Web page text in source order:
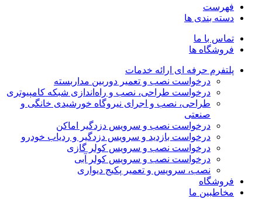
فهرست
دسته بندی ها
تماس با ما
فروشگاه ها
پلتفرم حرفه ای ارائه خدمات
درخواست نصب و تعمیر دوربین مداربسته
درخواست طراحی، نصب و راه‌اندازی شبکه کامپیوتری
طراحی، نصب و اجرای نیروگاه خورشیدی خانگی و
صنعتی
درخواست نصب و سرویس دزدگیر اماکن
درخواست بازدید و سرویس دزدگیر و ردیاب خودرو
درخواست نصب و سرویس کولر گازی
درخواست نصب و سرویس کولر آبی
نصب، سرویس و تعمیر پکیج دیواری
فروشگاه
مخاطبین ما